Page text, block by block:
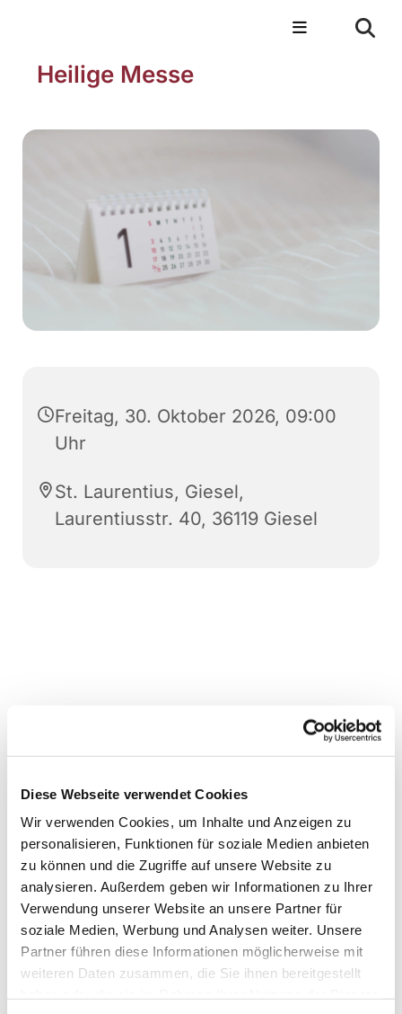
Diese Webseite verwendet Cookies
Wir verwenden Cookies, um Inhalte und Anzeigen zu
personalisieren, Funktionen für soziale Medien anbieten
zu können und die Zugriffe auf unsere Website zu
analysieren. Außerdem geben wir Informationen zu Ihrer
Verwendung unserer Website an unsere Partner für
soziale Medien, Werbung und Analysen weiter. Unsere
Partner führen diese Informationen möglicherweise mit
weiteren Daten zusammen, die Sie ihnen bereitgestellt
Heilige Messe
Freitag, 30. Oktober 2026, 09:00
Uhr
St. Laurentius, Giesel,
Laurentiusstr. 40, 36119 Giesel
Dies könnte Sie auch
interessieren